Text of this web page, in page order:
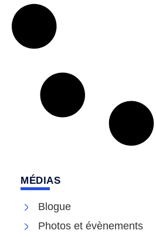
MÉDIAS
Blogue
Photos et évènements